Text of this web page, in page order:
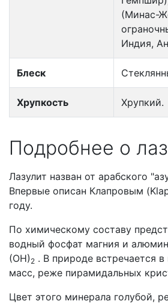
(Минас-
Индия,
Блеск
Хрупкость Хрупкий.
Подробнее о
Лазулит назван от арабского
Впервые описан Клапровым
году.
По химическому составу
водный фосфат магния и
(OH) 2 . В природе встречается
масс, реже пирамидальных
Цвет этого минерала голубой,